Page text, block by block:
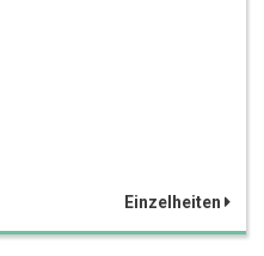
Einzelheiten